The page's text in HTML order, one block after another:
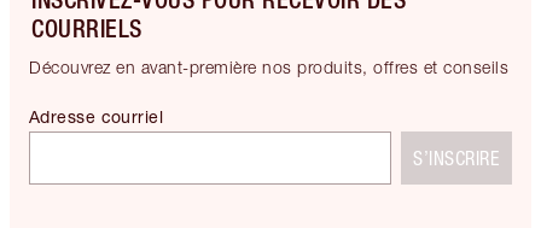
COURRIELS
Découvrez en avant-première nos produits, offres et conseils
Adresse courriel
S’INSCRIRE